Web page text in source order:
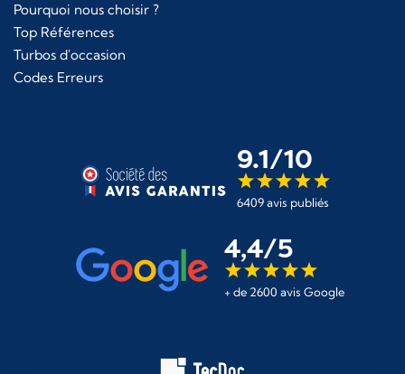
Pourquoi nous choisir ?
Top Références
Turbos d'occasion
Codes Erreurs
9.1/10
6409 avis publiés
4,4/5
+ de 2600 avis Google